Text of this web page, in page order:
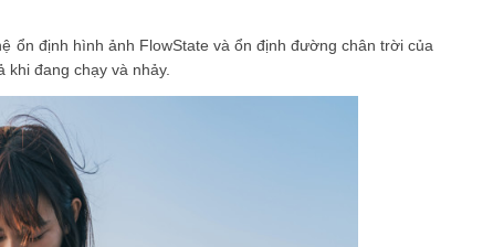
ổn định hình ảnh FlowState và ổn định đường chân trời của
đang chạy và nhảy.